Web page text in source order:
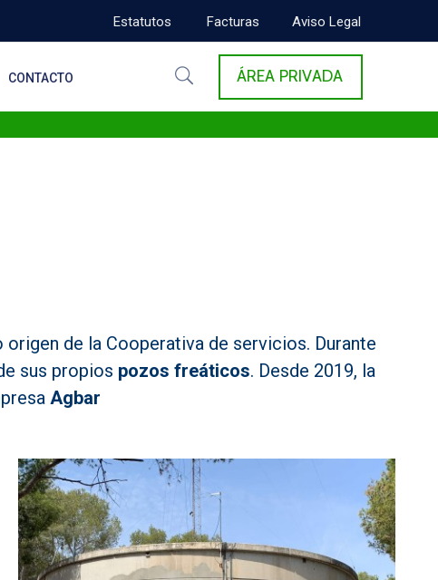
Estatutos Facturas Aviso Legal
CONTACTO ÁREA PRIVADA
origen de la Cooperativa de servicios. Durante
sus propios pozos freáticos. Desde 2019, la
Agbar